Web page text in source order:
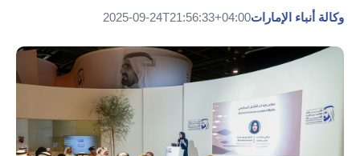
وكالة أنباء الإمارات2025-09-24T21:56:33+04:00